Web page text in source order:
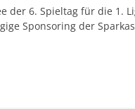
der 6. Spieltag für die 1.
Sponsoring der